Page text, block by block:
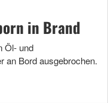
in Brand
Öl- und
an Bord ausgebrochen.